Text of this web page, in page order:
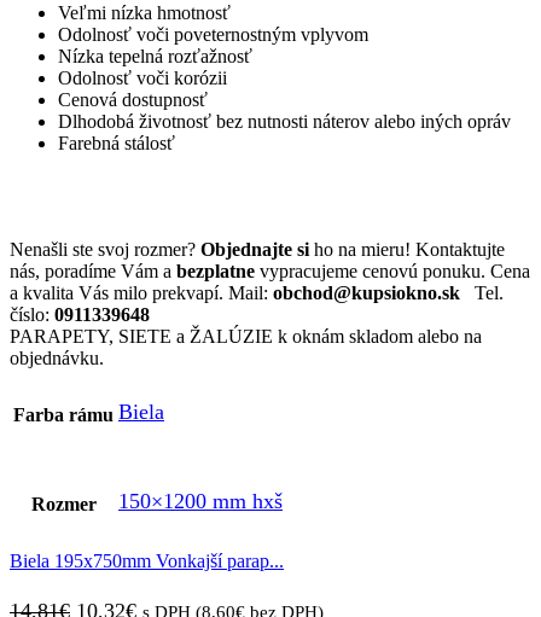
Veľmi nízka hmotnosť
Odolnosť voči poveternostným vplyvom
Nízka tepelná rozťažnosť
Odolnosť voči korózii
Cenová dostupnosť
Dlhodobá životnosť bez nutnosti náterov alebo iných opráv
Farebná stálosť
Nenašli ste svoj rozmer? Objednajte si ho na mieru! Kontaktujte
nás, poradíme Vám a bezplatne vypracujeme cenovú ponuku. Cena
a kvalita Vás milo prekvapí. Mail: obchod@kupsiokno.sk Tel.
číslo: 0911339648
PARAPETY, SIETE a ŽALÚZIE k oknám skladom alebo na
objednávku.
Farba rámu Biela
Rozmer 150×1200 mm hxš
Biela 195x750mm Vonkajší parap...
14,81€ Pôvodná
10,32€Aktuálna
s DPH (8,60€ bez DPH)